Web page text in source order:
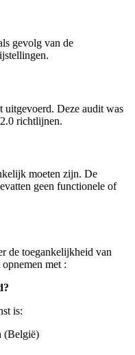
gevolg van de
uitgevoerd. Deze audit was
richtlijnen.
moeten zijn. De
geen functionele of
de toegankelijkheid van
met :
is:
(België)